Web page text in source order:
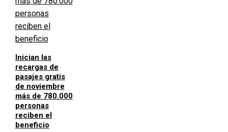
Inician las
recargas de
pasajes gratis
de noviembre
más de 780.000
personas
reciben el
beneficio